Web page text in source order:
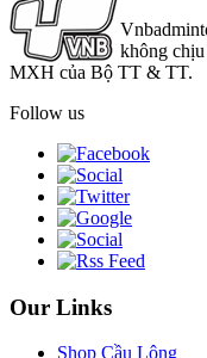
không
MXH của Bộ TT & TT.
Follow us
Our Links
Shop Cầu Lông